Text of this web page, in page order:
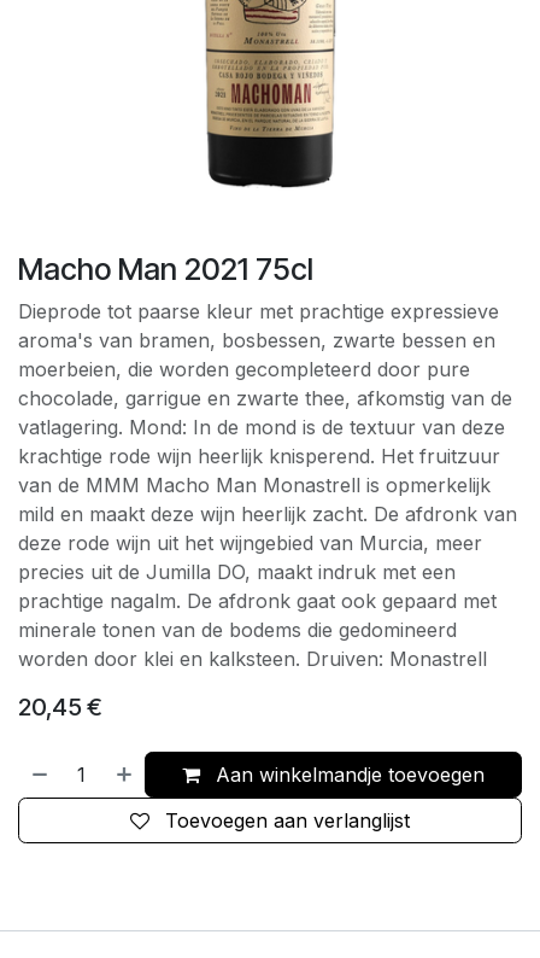
Macho Man 2021 75cl
Dieprode tot paarse kleur met prachtige expressieve
aroma's van bramen, bosbessen, zwarte bessen en
moerbeien, die worden gecompleteerd door pure
chocolade, garrigue en zwarte thee, afkomstig van de
vatlagering. Mond: In de mond is de textuur van deze
krachtige rode wijn heerlijk knisperend. Het fruitzuur
van de MMM Macho Man Monastrell is opmerkelijk
mild en maakt deze wijn heerlijk zacht. De afdronk van
deze rode wijn uit het wijngebied van Murcia, meer
precies uit de Jumilla DO, maakt indruk met een
prachtige nagalm. De afdronk gaat ook gepaard met
minerale tonen van de bodems die gedomineerd
worden door klei en kalksteen. Druiven: Monastrell
20,45 €
Aan winkelmandje toevoegen
Toevoegen aan verlanglijst